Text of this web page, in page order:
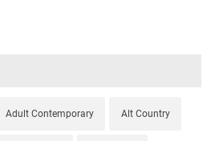
Adult Contemporary Alt Country